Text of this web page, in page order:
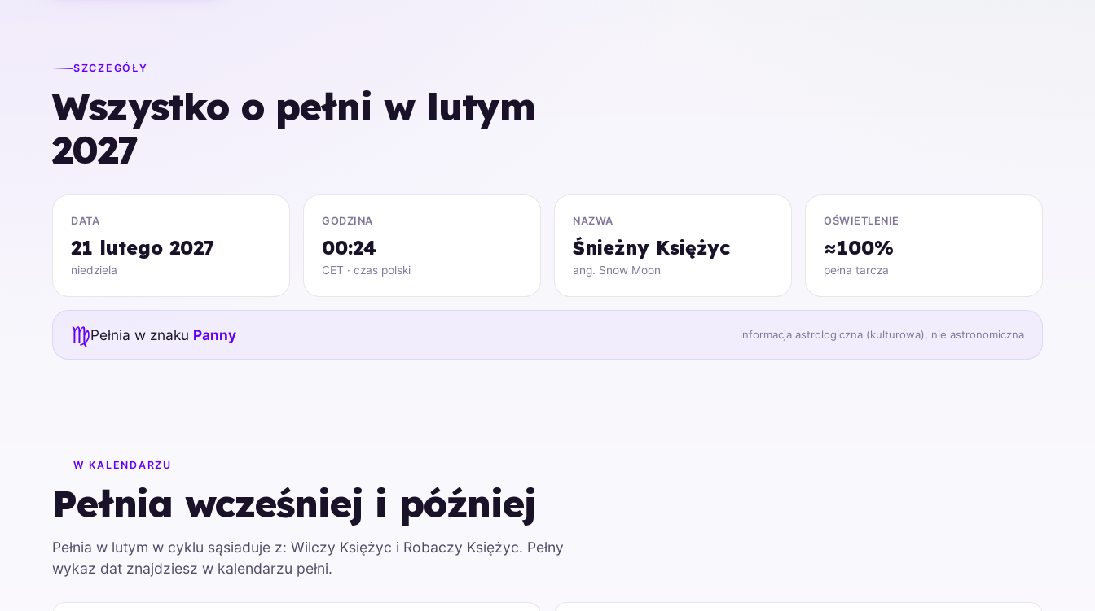
SZCZEGÓŁY
Wszystko o pełni w lutym
2027
DATA
21 lutego 2027
niedziela
GODZINA
00:24
CET · czas polski
NAZWA
Śnieżny Księżyc
ang. Snow Moon
OŚWIETLENIE
≈100%
pełna tarcza
♍Pełnia w znaku Panny informacja astrologiczna (kulturowa), nie astronomiczna
W KALENDARZU
Pełnia wcześniej i później
Pełnia w lutym w cyklu sąsiaduje z: Wilczy Księżyc i Robaczy Księżyc. Pełny
wykaz dat znajdziesz w kalendarzu pełni.